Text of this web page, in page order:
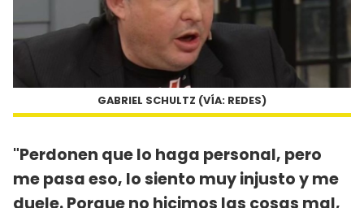
GABRIEL SCHULTZ (VÍA: REDES)
"Perdonen que lo haga personal, pero
me pasa eso, lo siento muy injusto y me
duele. Porque no hicimos las cosas mal,